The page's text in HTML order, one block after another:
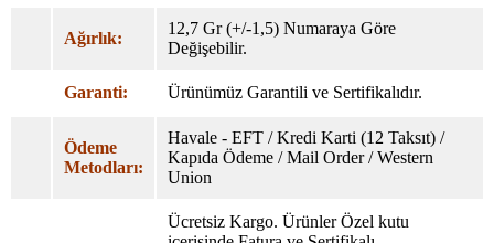
Ağırlık:
12,7 Gr (+/-1,5) Numaraya Göre
Değişebilir.
Garanti: Ürünümüz Garantili ve Sertifikalıdır.
Ödeme
Metodları:
Havale - EFT / Kredi Karti (12 Taksıt) /
Kapıda Ödeme / Mail Order / Western
Union
Ücretsiz Kargo. Ürünler Özel kutu